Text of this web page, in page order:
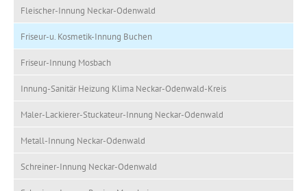
Fleischer-Innung Neckar-Odenwald
Friseur-u. Kosmetik-Innung Buchen
Friseur-Innung Mosbach
Innung-Sanitär Heizung Klima Neckar-Odenwald-Kreis
Maler-Lackierer-Stuckateur-Innung Neckar-Odenwald
Metall-Innung Neckar-Odenwald
Schreiner-Innung Neckar-Odenwald